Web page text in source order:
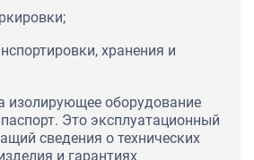
хранения и
изолирующее оборудование
Это эксплуатационный
сведения о технических
и гарантиях